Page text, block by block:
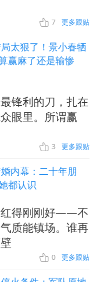
7 更多跟贴
太狠了！景小春牺
赢麻了还是输惨
锋利的刀，扎在
眼里。所谓赢
3 更多跟贴
内幕：二十年朋
都认识
红得刚刚好——不
质能镇场。谁再
0 更多跟贴